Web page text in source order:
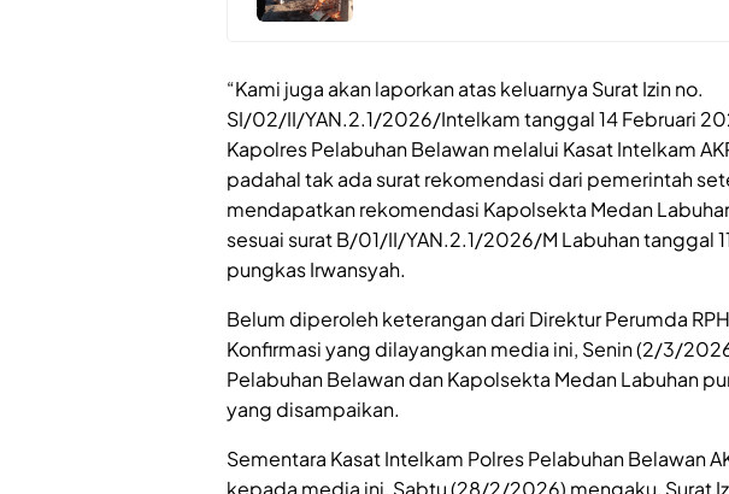
“Kami juga akan laporkan atas keluarnya Surat Izin no.
SI/02/II/YAN.2.1/2026/Intelkam tanggal 14 Februari
Kapolres Pelabuhan Belawan melalui Kasat Intelkam
padahal tak ada surat rekomendasi dari pemerintah
mendapatkan rekomendasi Kapolsekta Medan
sesuai surat B/01/II/YAN.2.1/2026/M Labuhan tanggal
pungkas Irwansyah.
Belum diperoleh keterangan dari Direktur Perumda
Konfirmasi yang dilayangkan media ini, Senin (2/3/
Pelabuhan Belawan dan Kapolsekta Medan Labuhan
yang disampaikan.
Sementara Kasat Intelkam Polres Pelabuhan Belawan
kepada media ini, Sabtu (28/2/2026) mengaku, Surat